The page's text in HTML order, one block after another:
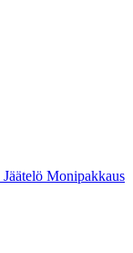
Monipakkaus